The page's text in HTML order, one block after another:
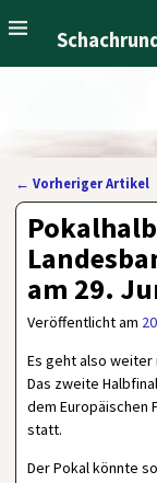
← Vorheriger Artikel
am 29.
Veröffentlicht am
Es geht also weiter
Das zweite
dem Europäischen
statt.
Der Pokal könnte